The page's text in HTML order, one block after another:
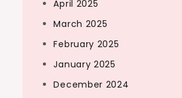
April 2025
March 2025
February 2025
January 2025
December 2024